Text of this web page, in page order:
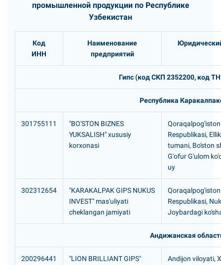
промышленной продукции по Республике
Узбекистан
Код
ИНН
Наименование
предприятий
Гипс (код СКП 2352200, код
Республика
301755111
"BO'STON BIZNES
YUKSALISH" xususiy
korxonasi
Qoraqalpog'iston
Respublikasi,
tumani, Bo'ston
G'ofur G'ulom
uy
302312654
"KARAKALPAK GIPS NUKUS
INVEST" mas'uliyati
cheklangan jamiyati
Qoraqalpog'iston
Respublikasi,
Joybardagi
Андижанская
200296441
"LION BRILLIANT GIPS"
Andijon viloyati,